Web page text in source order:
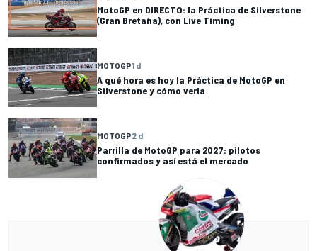
MotoGP en DIRECTO: la Práctica de Silverstone
(Gran Bretaña), con Live Timing
MOTOGP1 d
A qué hora es hoy la Práctica de MotoGP en
Silverstone y cómo verla
MOTOGP2 d
Parrilla de MotoGP para 2027: pilotos
confirmados y así está el mercado